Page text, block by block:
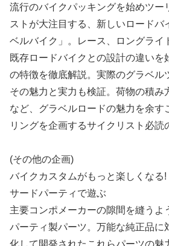
流行のバイクパッキングを始めツー
ストが大注目する、新しいロードバ
ベルバイク」。レース、ロングライ
既存ロードバイクとの設計の違いを
の特徴を徹底解説。実際のグラベル
その魅力と実力も検証。荷物の積み
など、グラベルロードの魅力を余す
リングを企画するサイクリスト必読
(その他の企画)
バイクカスタムがもっと楽しくなる!
サードパーティで遊ぶ
主要コンポメーカーの隙間を縫うよ
パーティ製パーツ。万能な純正品に